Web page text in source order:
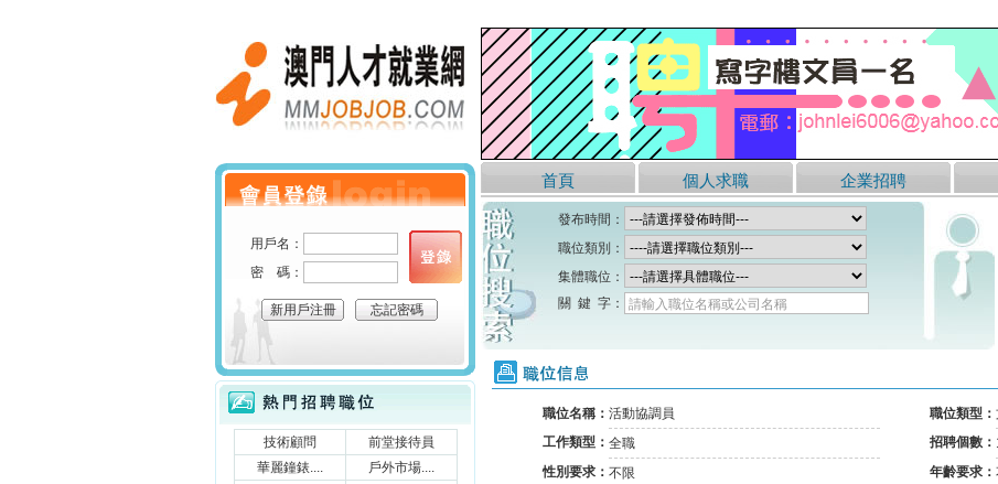
首頁 個人求職 企業招聘
發布時間：
職位類別：
集體職位：
關 鍵 字：
請輸入職位名稱或公司名稱
職位信息
職位名稱： 活動協調員 職位類型：
工作類型： 全職 招聘個數：
性別要求： 不限 年齡要求：
個人會員登錄
用戶名：
密 碼：
新用戶注冊 忘記密碼
熱門招聘職位
技術顧問
前堂接待員
華麗鐘錶....
戶外市場....